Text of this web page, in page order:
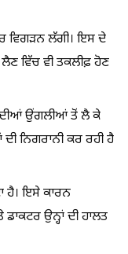
ਵਿਗੜਨ ਲੱਗੀ। ਇਸ ਦੇ
ਵਿੱਚ ਵੀ ਤਕਲੀਫ਼ ਹੋਣ
ਦੀਆਂ ਉਂਗਲੀਆਂ ਤੋਂ ਲੈ ਕੇ
ਨਿਗਰਾਨੀ ਕਰ ਰਹੀ ਹੈ
ਹੈ। ਇਸੇ ਕਾਰਨ
ਉਨ੍ਹਾਂ ਦੀ ਹਾਲਤ